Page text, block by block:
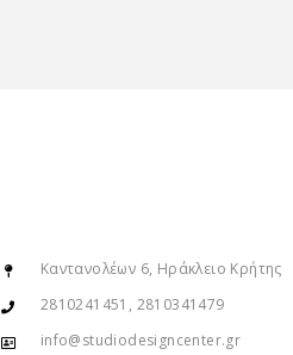
Καντανολέων 6, Ηράκλειο Κρήτης
2810241451, 2810341479
info@studiodesigncenter.gr